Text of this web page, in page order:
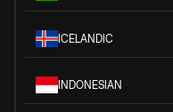
ICELANDIC
INDONESIAN